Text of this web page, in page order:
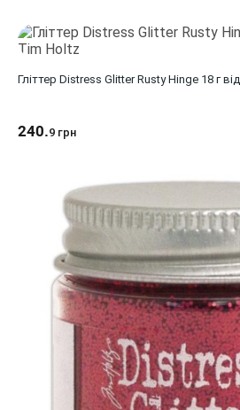
Гліттер Distress Glitter Rusty Hinge 18 г
240.9 грн